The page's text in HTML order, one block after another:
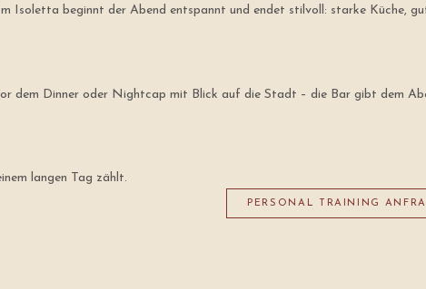
Isoletta beginnt der Abend entspannt und endet stilvoll: starke Küche,
dem Dinner oder Nightcap mit Blick auf die Stadt – die Bar gibt dem
langen Tag zählt.
PERSONAL TRAINING